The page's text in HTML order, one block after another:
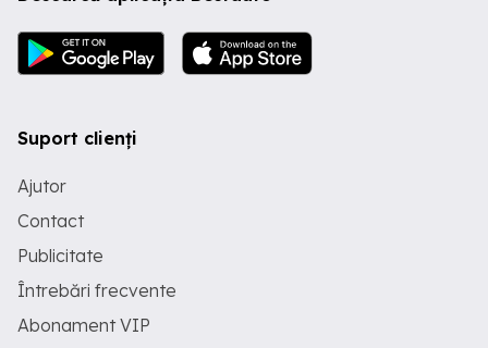
Suport clienți
Ajutor
Contact
Publicitate
Întrebări frecvente
Abonament VIP